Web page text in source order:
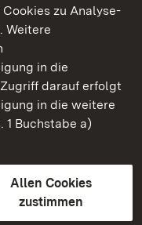
zu Analyse-
Weitere
in die
darauf erfolgt
in die weitere
1 Buchstabe a)
Allen Cookies
zustimmen
Württemberg